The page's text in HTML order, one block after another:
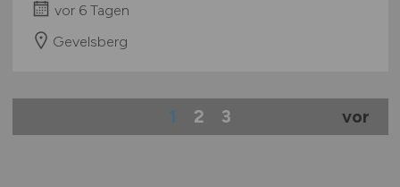
vor 6 Tagen
Gevelsberg
1 2 3 vor